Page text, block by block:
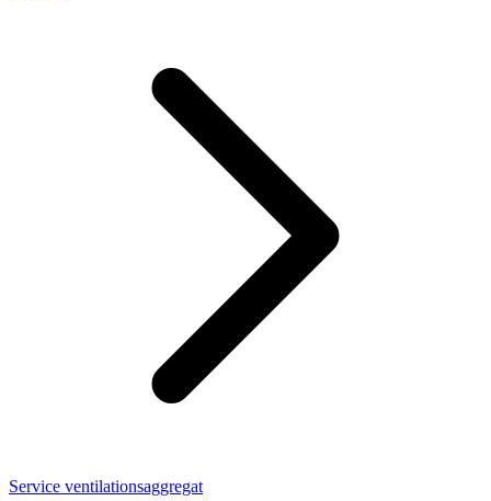
Service ventilationsaggregat